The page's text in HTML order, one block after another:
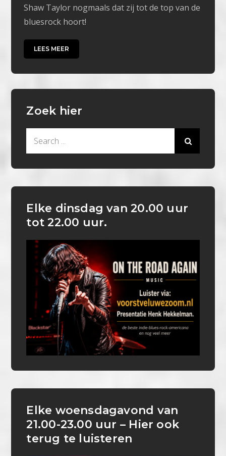
Shaw Taylor nogmaals dat zij tot de top van de
bluesrock hoort!
LEES MEER
Zoek hier
Elke dinsdag van 20.00 uur
tot 22.00 uur.
Elke woensdagavond van
21.00-23.00 uur – Hier ook
terug te luisteren